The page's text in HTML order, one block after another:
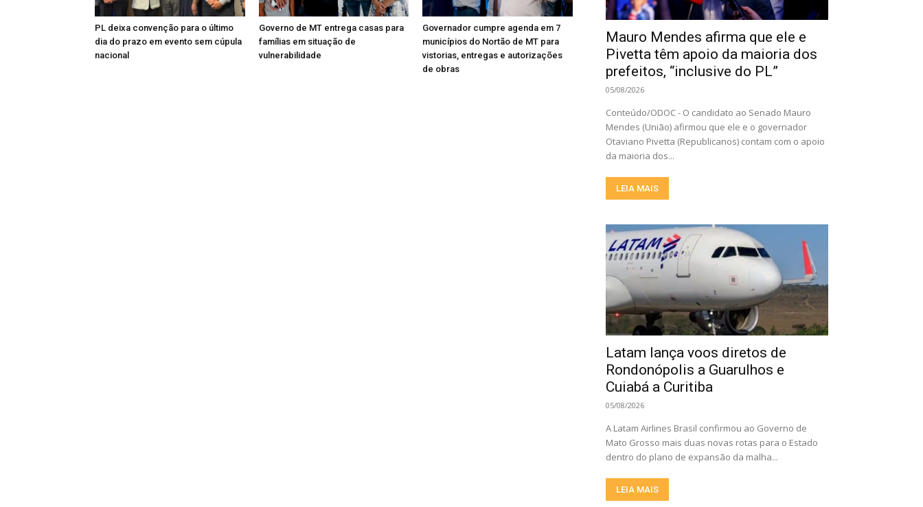
PL deixa convenção para o último
dia do prazo em evento sem cúpula
nacional
Governo de MT entrega casas para
famílias em situação de
vulnerabilidade
Governador cumpre agenda em 7
municípios do Nortão de MT para
vistorias, entregas e autorizações
de obras
Mauro Mendes afirma que ele e
Pivetta têm apoio da maioria dos
prefeitos, “inclusive do PL”
05/08/2026
Conteúdo/ODOC - O candidato ao Senado Mauro
Mendes (União) afirmou que ele e o governador
Otaviano Pivetta (Republicanos) contam com o apoio
da maioria dos...
LEIA MAIS
Latam lança voos diretos de
Rondonópolis a Guarulhos e
Cuiabá a Curitiba
05/08/2026
A Latam Airlines Brasil confirmou ao Governo de
Mato Grosso mais duas novas rotas para o Estado
dentro do plano de expansão da malha...
LEIA MAIS